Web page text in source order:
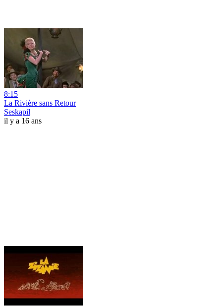
8:15
La Rivière sans Retour
Seskapil
il y a 16 ans